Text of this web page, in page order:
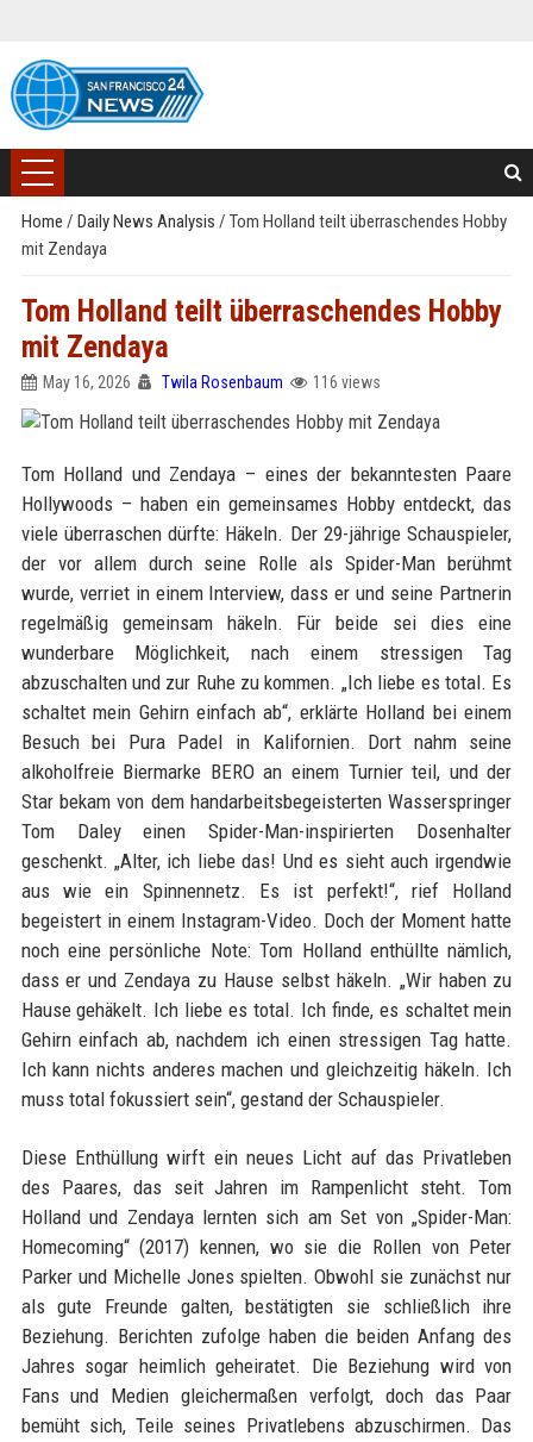
Home / Daily News Analysis / Tom Holland teilt überraschendes Hobby
mit Zendaya
Tom Holland teilt überraschendes Hobby
mit Zendaya
May 16, 2026 Twila Rosenbaum 116 views
Tom Holland und Zendaya – eines der bekanntesten Paare
Hollywoods – haben ein gemeinsames Hobby entdeckt, das
viele überraschen dürfte: Häkeln. Der 29-jährige Schauspieler,
der vor allem durch seine Rolle als Spider-Man berühmt
wurde, verriet in einem Interview, dass er und seine Partnerin
regelmäßig gemeinsam häkeln. Für beide sei dies eine
wunderbare Möglichkeit, nach einem stressigen Tag
abzuschalten und zur Ruhe zu kommen. „Ich liebe es total. Es
schaltet mein Gehirn einfach ab“, erklärte Holland bei einem
Besuch bei Pura Padel in Kalifornien. Dort nahm seine
alkoholfreie Biermarke BERO an einem Turnier teil, und der
Star bekam von dem handarbeitsbegeisterten Wasserspringer
Tom Daley einen Spider-Man-inspirierten Dosenhalter
geschenkt. „Alter, ich liebe das! Und es sieht auch irgendwie
aus wie ein Spinnennetz. Es ist perfekt!“, rief Holland
begeistert in einem Instagram-Video. Doch der Moment hatte
noch eine persönliche Note: Tom Holland enthüllte nämlich,
dass er und Zendaya zu Hause selbst häkeln. „Wir haben zu
Hause gehäkelt. Ich liebe es total. Ich finde, es schaltet mein
Gehirn einfach ab, nachdem ich einen stressigen Tag hatte.
Ich kann nichts anderes machen und gleichzeitig häkeln. Ich
muss total fokussiert sein“, gestand der Schauspieler.
Diese Enthüllung wirft ein neues Licht auf das Privatleben
des Paares, das seit Jahren im Rampenlicht steht. Tom
Holland und Zendaya lernten sich am Set von „Spider-Man:
Homecoming“ (2017) kennen, wo sie die Rollen von Peter
Parker und Michelle Jones spielten. Obwohl sie zunächst nur
als gute Freunde galten, bestätigten sie schließlich ihre
Beziehung. Berichten zufolge haben die beiden Anfang des
Jahres sogar heimlich geheiratet. Die Beziehung wird von
Fans und Medien gleichermaßen verfolgt, doch das Paar
bemüht sich, Teile seines Privatlebens abzuschirmen. Das